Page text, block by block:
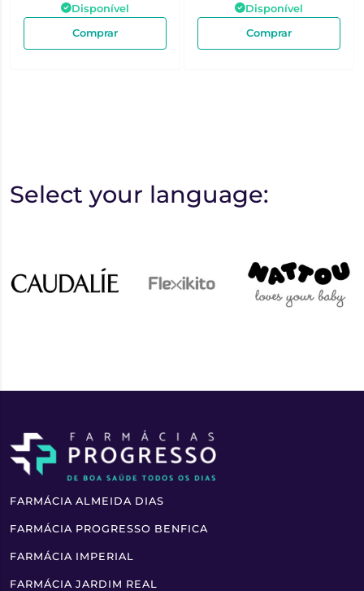
Disponível
Comprar
Disponível
Comprar
Select your language:
FARMÁCIA ALMEIDA DIAS
FARMÁCIA PROGRESSO BENFICA
FARMÁCIA IMPERIAL
FARMÁCIA JARDIM REAL